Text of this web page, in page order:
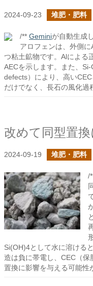
2024-09-23 堆肥・肥料
/** Geminiが自動生成
アロフェンは、外側
つ粘土鉱物です。Alによる
AECを示します。また、
defects）により、高い
だけでなく、長石の風化過
改めて同型置
2024-09-19 堆肥・肥料
/
Si(OH)4として水に溶ける
造は負に帯電し、CEC（
置換に影響を与える可能性